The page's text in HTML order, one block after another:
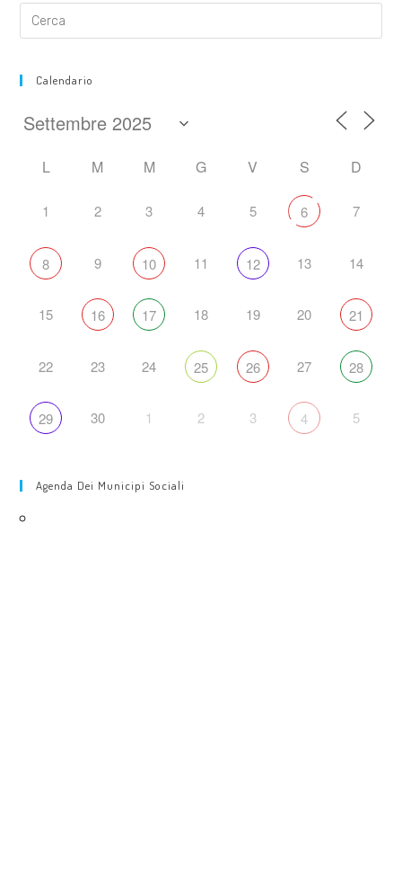
Calendario
L M M G V S D
1 2 3 4 5 6 7
8 9 10 11 12 13 14
15 16 17 18 19 20 21
22 23 24 25 26 27 28
29 30 1 2 3 4 5
Agenda Dei Municipi Sociali